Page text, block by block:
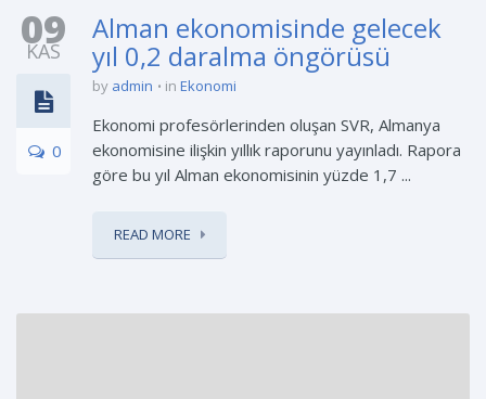
09
KAS
0
Alman ekonomisinde gelecek
yıl 0,2 daralma öngörüsü
by admin in Ekonomi
Ekonomi profesörlerinden oluşan SVR, Almanya
ekonomisine ilişkin yıllık raporunu yayınladı. Rapora
göre bu yıl Alman ekonomisinin yüzde 1,7 ...
READ MORE